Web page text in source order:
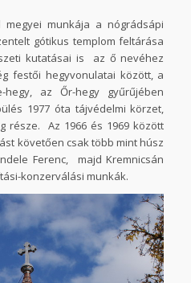
megyei munkája a nógrádsápi
gótikus templom feltárása
kutatásai is az ő nevéhez
festői hegyvonulatai között, a
hegy, az Őr-hegy gyűrűjében
1977 óta tájvédelmi körzet,
része. Az 1966 és 1969 között
követően csak több mint húsz
Ferenc, majd Kremnicsán
konzerválási munkák.